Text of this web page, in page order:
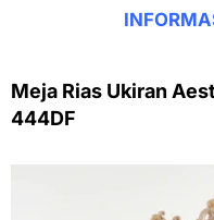
Meja Rias Ukiran
444DF